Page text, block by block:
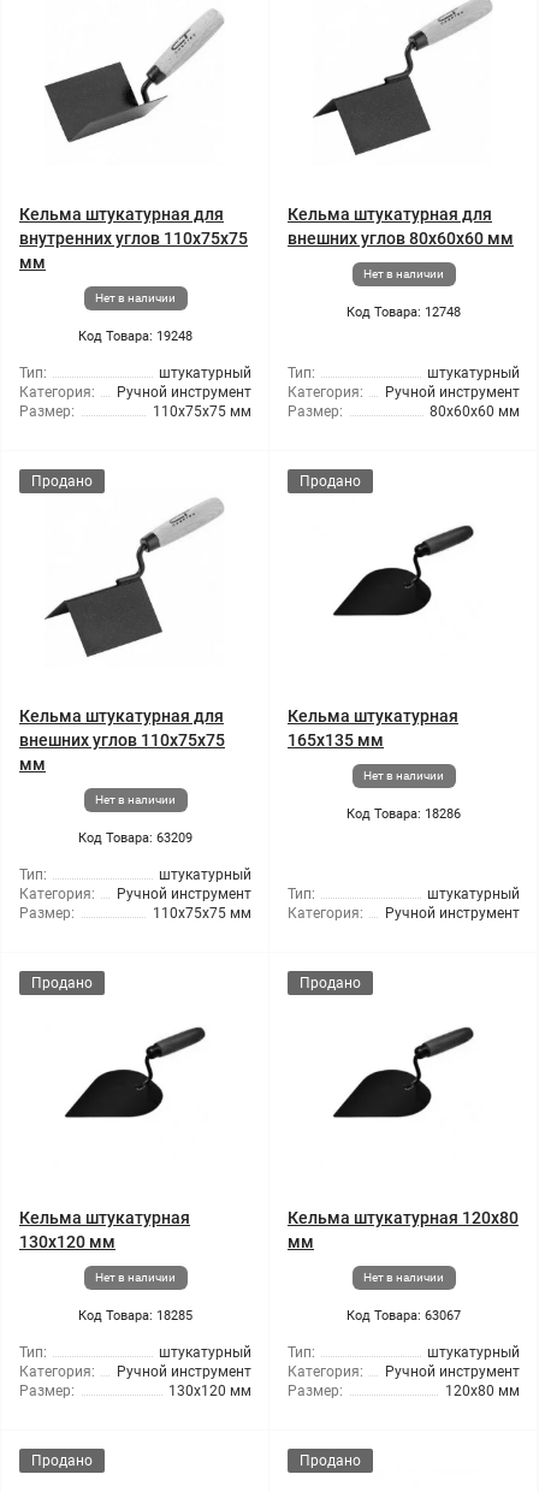
Кельма штукатурная для
внутренних углов 110x75x75
мм
Нет в наличии
Код Товара: 19248
Тип:
штукатурный
Категория:
Ручной инструмент
Размер:
110x75x75 мм
Кельма штукатурная для
внешних углов 80x60x60 мм
Нет в наличии
Код Товара: 12748
Тип:
штукатурный
Категория:
Ручной инструмент
Размер:
80x60x60 мм
Продано
Кельма штукатурная для
внешних углов 110x75x75
мм
Нет в наличии
Код Товара: 63209
Тип:
штукатурный
Категория:
Ручной инструмент
Размер:
110x75x75 мм
Продано
Кельма штукатурная
165x135 мм
Нет в наличии
Код Товара: 18286
Тип:
штукатурный
Категория:
Ручной инструмент
Продано
Кельма штукатурная
130x120 мм
Нет в наличии
Код Товара: 18285
Тип:
штукатурный
Категория:
Ручной инструмент
Размер:
130x120 мм
Продано
Кельма штукатурная 120x80
мм
Нет в наличии
Код Товара: 63067
Тип:
штукатурный
Категория:
Ручной инструмент
Размер:
120x80 мм
Продано Продано